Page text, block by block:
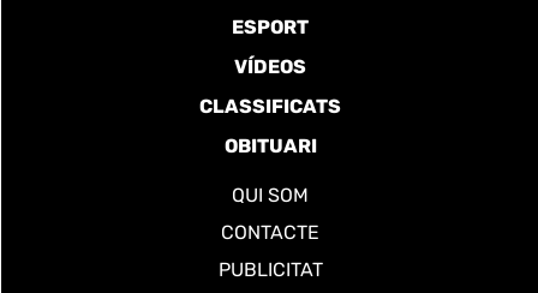
ESPORT
VÍDEOS
CLASSIFICATS
OBITUARI
QUI SOM
CONTACTE
PUBLICITAT